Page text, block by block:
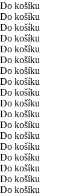
Do košíku
Do košíku
Do košíku
Do košíku
Do košíku
Do košíku
Do košíku
Do košíku
Do košíku
Do košíku
Do košíku
Do košíku
Do košíku
Do košíku
Do košíku
Do košíku
Do košíku
Do košíku